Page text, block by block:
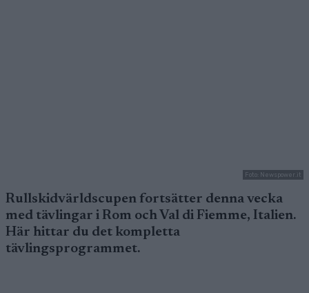
Foto: Newspower.it
Rullskidvärldscupen fortsätter denna vecka
med tävlingar i Rom och Val di Fiemme, Italien.
Här hittar du det kompletta
tävlingsprogrammet.